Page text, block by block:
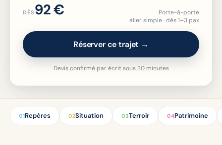
DÈS 92 €
Porte-à-porte
aller simple · dès 1–3 pax
Réserver ce trajet →
Devis confirmé par écrit sous 30 minutes
01Repères 02Situation 03Terroir 04Patrimoine